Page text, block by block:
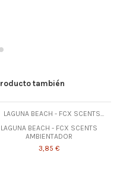
también
LAGUNA BEACH - FCX SCENTS
AMBIENTADOR
3,85 €